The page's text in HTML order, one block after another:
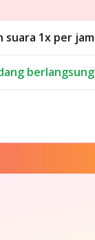
suara 1x per jam
berlangsung